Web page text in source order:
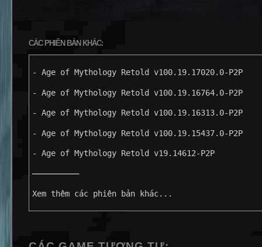
CÁC PHIÊN BẢN KHÁC:
- Age of Mythology Retold v100.19.17020.0-P2P
- Age of Mythology Retold v100.19.16764.0-P2P
- Age of Mythology Retold v100.19.16313.0-P2P
- Age of Mythology Retold v100.19.15437.0-P2P
- Age of Mythology Retold v19.14612-P2P
——————————
Xem thêm các phiên bản khác...